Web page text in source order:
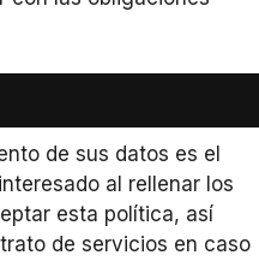
de sus datos es el
al rellenar los
esta política, así
de servicios en caso